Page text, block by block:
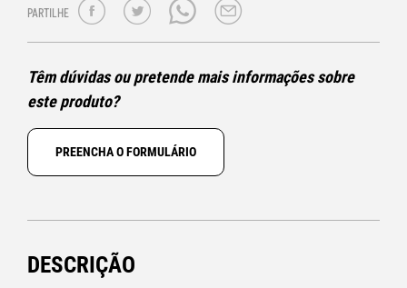
PARTILHE
Têm dúvidas ou pretende mais informações sobre
este produto?
PREENCHA O FORMULÁRIO
DESCRIÇÃO